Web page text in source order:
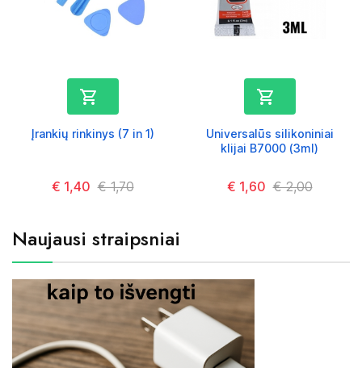

Įrankių rinkinys (7 in 1)
Kaina
€ 1,40 Kaina
€ 1,70

Universalūs silikoniniai
klijai B7000 (3ml)
Kaina
€ 1,60 Kaina
€ 2,00
Naujausi straipsniai